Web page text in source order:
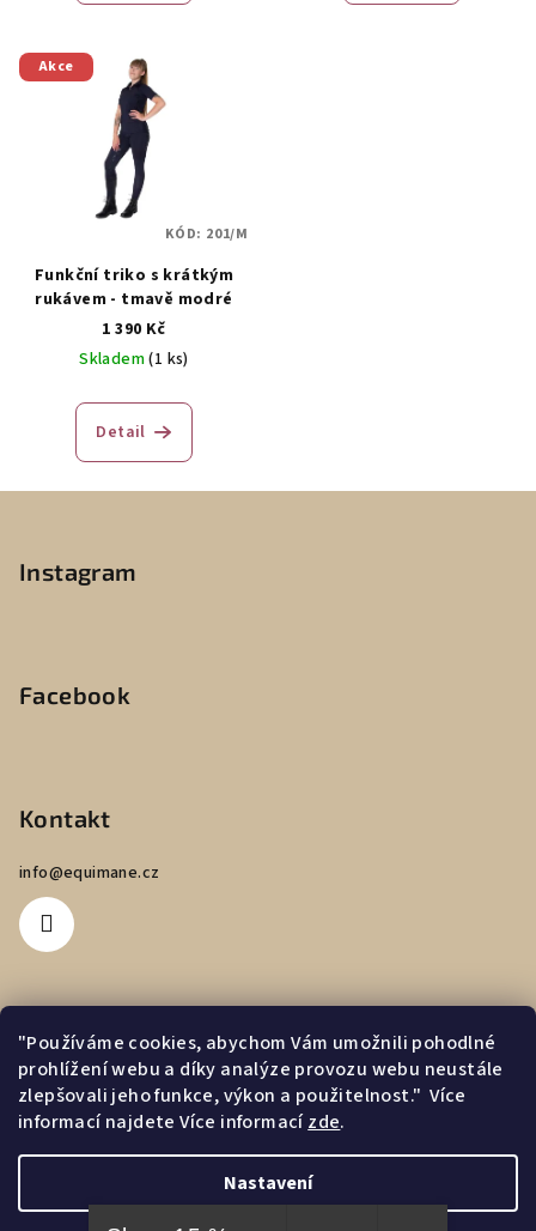
"Používáme cookies, abychom Vám umožnili pohodlné
prohlížení webu a díky analýze provozu webu neustále
zlepšovali jeho funkce, výkon a použitelnost."Více
informací najdete Více informacízde.
Nastavení
Akce
Funkční triko s krátkým
rukávem - tmavě modré
1 390 Kč
Skladem(1 ks)
Detail
KÓD: 201/M
Instagram
Facebook
Kontakt
info@equimane.cz
Informace pro vás
Obchodní podmínky
Copyright 2026